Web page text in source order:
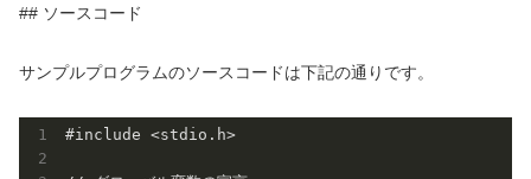
## ソースコード
サンプルプログラムのソースコードは下記の通りです。
#include <stdio.h>